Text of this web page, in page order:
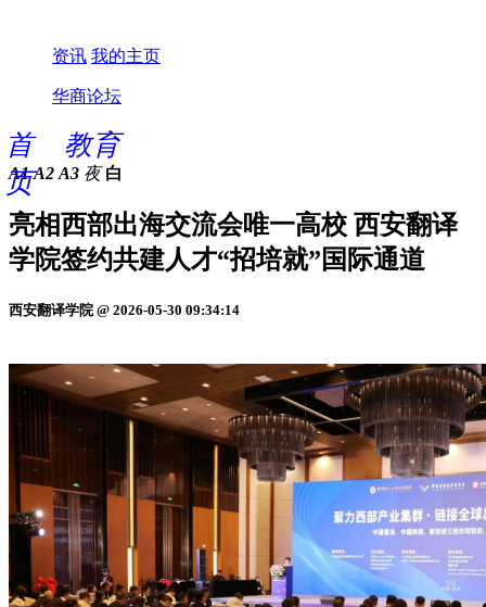
资讯 我的主页
华商论坛
首
页
教育
A1 A2 A3 夜 白
亮相西部出海交流会唯一高校 西安翻译
学院签约共建人才“招培就”国际通道
西安翻译学院 @ 2026-05-30 09:34:14